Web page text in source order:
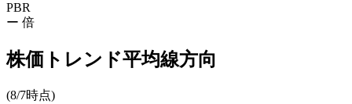
PBR
ー 倍
株価トレンド平均線方向
(8/7時点)